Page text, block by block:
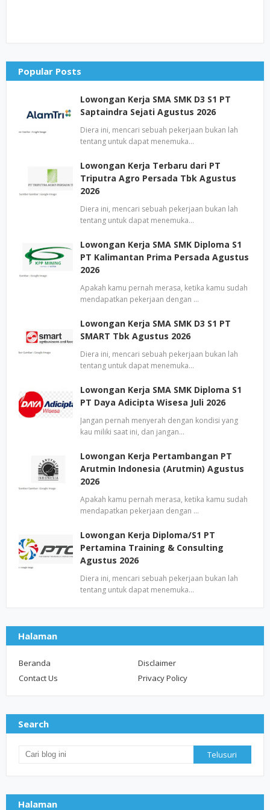
Popular Posts
Lowongan Kerja SMA SMK D3 S1 PT
Saptaindra Sejati Agustus 2026
Diera ini, mencari sebuah pekerjaan bukan lah
tentang untuk dapat menemuka…
Lowongan Kerja Terbaru dari PT
Triputra Agro Persada Tbk Agustus
2026
Diera ini, mencari sebuah pekerjaan bukan lah
tentang untuk dapat menemuka…
Lowongan Kerja SMA SMK Diploma S1
PT Kalimantan Prima Persada Agustus
2026
Apakah kamu pernah merasa, ketika kamu sudah
mendapatkan pekerjaan dengan …
Lowongan Kerja SMA SMK D3 S1 PT
SMART Tbk Agustus 2026
Diera ini, mencari sebuah pekerjaan bukan lah
tentang untuk dapat menemuka…
Lowongan Kerja SMA SMK Diploma S1
PT Daya Adicipta Wisesa Juli 2026
Jangan pernah menyerah dengan kondisi yang
kau miliki saat ini, dan jangan…
Lowongan Kerja Pertambangan PT
Arutmin Indonesia (Arutmin) Agustus
2026
Apakah kamu pernah merasa, ketika kamu sudah
mendapatkan pekerjaan dengan …
Lowongan Kerja Diploma/S1 PT
Pertamina Training & Consulting
Agustus 2026
Diera ini, mencari sebuah pekerjaan bukan lah
tentang untuk dapat menemuka…
Halaman
Beranda
Disclaimer
Contact Us
Privacy Policy
Search
Halaman